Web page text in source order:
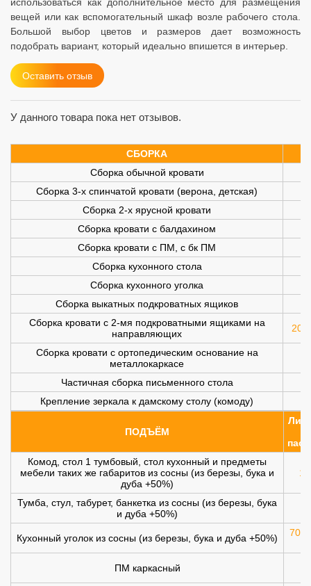
вещей или как вспомогательный шкаф возле рабочего стола.
Большой выбор цветов и размеров дает возможность
подобрать вариант, который идеально впишется в интерьер.
Оставить отзыв
У данного товара пока нет отзывов.
СБОРКА
Сборка обычной кровати
Сборка 3-х спинчатой кровати (верона, детская)
Сборка 2-х ярусной кровати
Сборка кровати с балдахином
Сборка кровати с ПМ, с бк ПМ
Сборка кухонного стола
Сборка кухонного уголка
Сборка выкатных подкроватных ящиков
Сборка кровати с 2-мя подкроватными ящиками на
направляющих
200
Сборка кровати с ортопедическим основание на
металлокаркасе
Частичная сборка письменного стола
Крепление зеркала к дамскому столу (комоду)
ПОДЪЁМ
Комод, стол 1 тумбовый, стол кухонный и предметы
мебели таких же габаритов из сосны (из березы, бука и
дуба +50%)
Тумба, стул, табурет, банкетка из сосны (из березы, бука
и дуба +50%)
Кухонный уголок из сосны (из березы, бука и дуба +50%) 700
ПМ каркасный